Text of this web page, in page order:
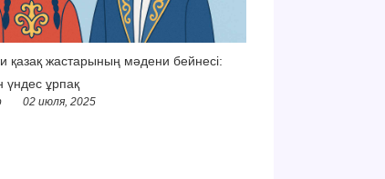
қазақ жастарының мәдени бейнесі:
үндес ұрпақ
02 июля, 2025